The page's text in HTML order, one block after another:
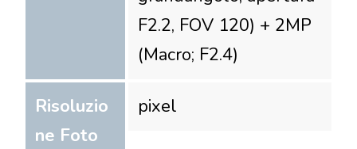
F2.2, FOV 120) + 2MP
(Macro; F2.4)
Risoluzio
ne Foto
pixel